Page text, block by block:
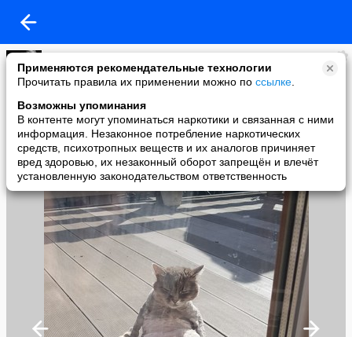
Применяются рекомендательные технологии
Прочитать правила их применении можно по ссылке
Возможны упоминания
В контенте могут упоминаться наркотики и связанная с ними
информация. Незаконное потребление наркотических
средств, психотропных веществ и их аналогов причиняет
вред здоровью, их незаконный оборот запрещён и влечёт
установленную законодательством ответственность
группа ЗЕМЛЯНЕ
added a photo
26 May в 17:35